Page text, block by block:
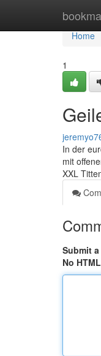
Home
Home
1
In der
mit
XXL
Submit
No HTML